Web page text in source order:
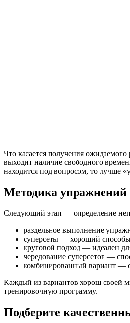
Что касается получения
выходит наличие свободного
находится под вопросом, то лучше
Методика упражнений
Следующий этап — определение
раздельное выполнение
суперсеты — хороший способы
круговой подход — идеален
чередование суперсетов —
комбинированный вариант —
Каждый из вариантов хорош своей
тренировочную программу.
Подберите